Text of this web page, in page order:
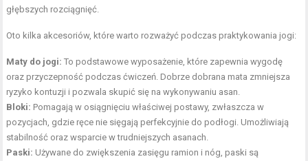
głębszych rozciągnięć.
Oto kilka akcesoriów, które warto rozważyć podczas praktykowania jogi:
Maty do jogi: To podstawowe wyposażenie, które zapewnia wygodę
oraz przyczepność podczas ćwiczeń. Dobrze dobrana mata zmniejsza
ryzyko kontuzji i pozwala skupić się na wykonywaniu asan.
Bloki: Pomagają w osiągnięciu właściwej postawy, zwłaszcza w
pozycjach, gdzie ręce nie sięgają perfekcyjnie do podłogi. Umożliwiają
stabilność oraz wsparcie w trudniejszych asanach.
Paski: Używane do zwiększenia zasięgu ramion i nóg, paski są